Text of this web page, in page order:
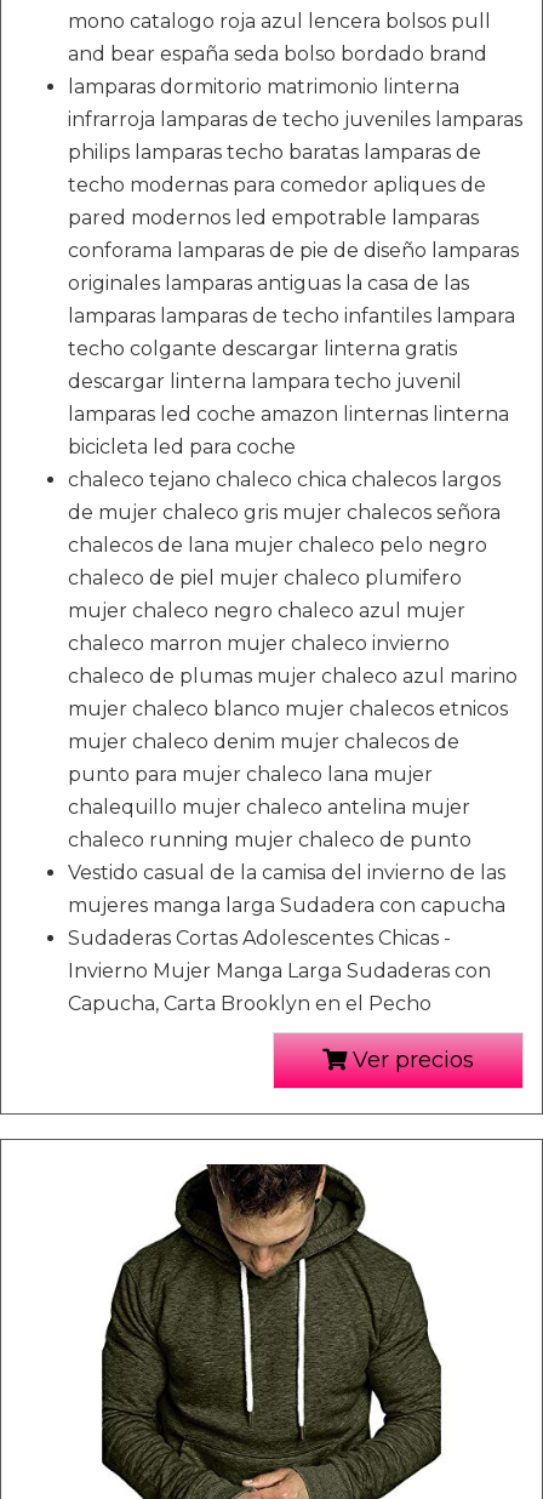
mono catalogo roja azul lencera bolsos pull
and bear españa seda bolso bordado brand
lamparas dormitorio matrimonio linterna
infrarroja lamparas de techo juveniles lamparas
philips lamparas techo baratas lamparas de
techo modernas para comedor apliques de
pared modernos led empotrable lamparas
conforama lamparas de pie de diseño lamparas
originales lamparas antiguas la casa de las
lamparas lamparas de techo infantiles lampara
techo colgante descargar linterna gratis
descargar linterna lampara techo juvenil
lamparas led coche amazon linternas linterna
bicicleta led para coche
chaleco tejano chaleco chica chalecos largos
de mujer chaleco gris mujer chalecos señora
chalecos de lana mujer chaleco pelo negro
chaleco de piel mujer chaleco plumifero
mujer chaleco negro chaleco azul mujer
chaleco marron mujer chaleco invierno
chaleco de plumas mujer chaleco azul marino
mujer chaleco blanco mujer chalecos etnicos
mujer chaleco denim mujer chalecos de
punto para mujer chaleco lana mujer
chalequillo mujer chaleco antelina mujer
chaleco running mujer chaleco de punto
Vestido casual de la camisa del invierno de las
mujeres manga larga Sudadera con capucha
Sudaderas Cortas Adolescentes Chicas -
Invierno Mujer Manga Larga Sudaderas con
Capucha, Carta Brooklyn en el Pecho
Ver precios